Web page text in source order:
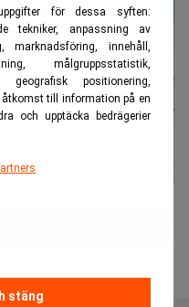
för dessa syften:
tekniker, anpassning av
marknadsföring, innehåll,
målgruppsstatistik,
geografisk positionering,
till information på en
och upptäcka bedrägerier
stäng
framtidens flyg?